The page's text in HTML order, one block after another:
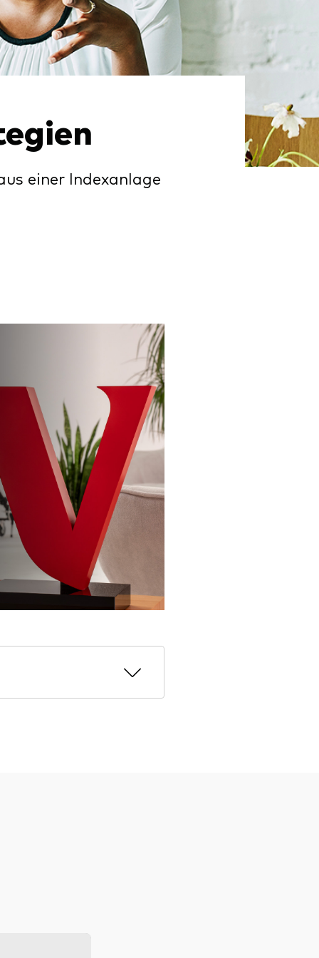
einer Indexanlage